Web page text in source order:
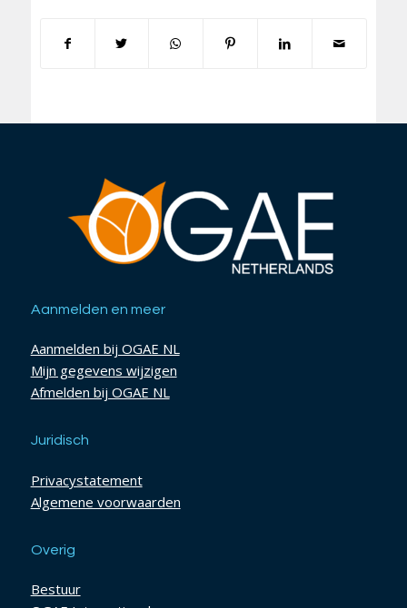
Aanmelden en meer
Aanmelden bij OGAE NL
Mijn gegevens wijzigen
Afmelden bij OGAE NL
Juridisch
Privacystatement
Algemene voorwaarden
Overig
Bestuur